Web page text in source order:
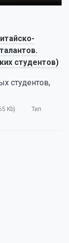
студентов)
студентов,
Kb)
Тип